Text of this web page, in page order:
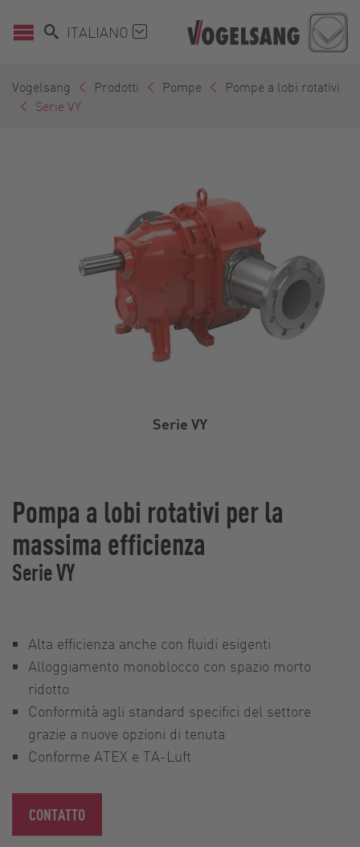
ITALIANO
Vogelsang Prodotti Pompe
Pompe a lobi rotativi
Serie VY
Serie VY
Pompa a lobi rotativi per la
massima efficienza
Serie VY
Alta efficienza anche con fluidi esigenti
Alloggiamento monoblocco con spazio morto
ridotto
Conformità agli standard specifici del settore
grazie a nuove opzioni di tenuta
Conforme ATEX e TA-Luft
CONTATTO